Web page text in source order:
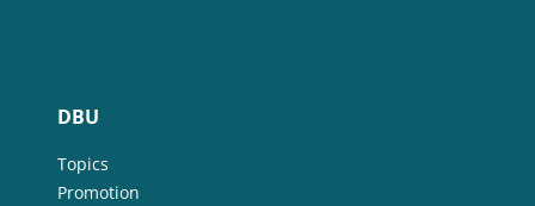
DBU
Topics
Promotion